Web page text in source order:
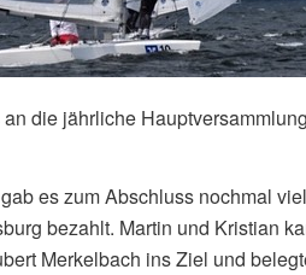
die jährliche
es zum Abschluss nochmal
bezahlt. Martin und Kristian
Merkelbach ins Ziel und